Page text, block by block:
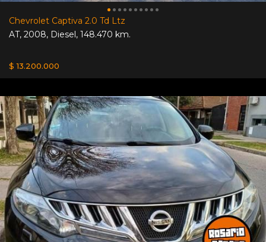
Chevrolet Captiva 2.0 Td Ltz
AT, 2008, Diesel, 148.470 km.
$ 13.200.000